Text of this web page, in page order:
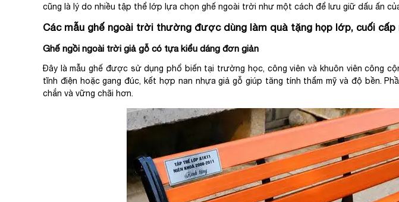
cũng là lý do nhiều tập thể lớp lựa chọn ghế ngoài trời như một cách để lưu giữ dấu ấn
Các mẫu ghế ngoài trời thường được dùng làm quà tặng họp lớp, cuối cấp
Ghế ngồi ngoài trời giả gỗ có tựa kiểu dáng đơn giản
Đây là mẫu ghế được sử dụng phổ biến tại trường học, công viên và khuôn viên công
tĩnh điện hoặc gang đúc, kết hợp nan nhựa giả gỗ giúp tăng tính thẩm mỹ và độ bền.
chắn và vững chãi hơn.